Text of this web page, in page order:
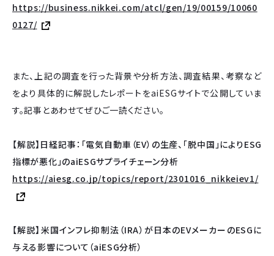
https://business.nikkei.com/atcl/gen/19/00159/10060
0127/
また、上記の調査を行った背景や分析方法、調査結果、考察など
をより具体的に解説したレポートをaiESGサイトで公開していま
す。記事とあわせてぜひご一読ください。
【解説】日経記事：「電気自動車（EV）の生産、「脱中国」によりESG
指標が悪化」のaiESGサプライチェーン分析
https://aiesg.co.jp/topics/report/2301016_nikkeiev1/
【解説】米国インフレ抑制法（IRA）が日本のEVメーカーのESGに
与える影響について（aiESG分析）